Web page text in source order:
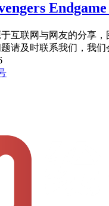
互联网与网友的分享
请及时联系我们，我们